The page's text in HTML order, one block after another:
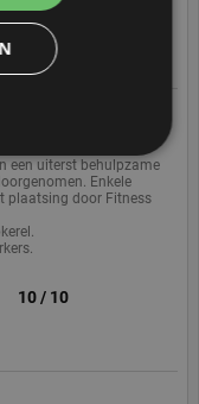
8/10
een uiterst behulpzame
Enkele
plaatsing door Fitness
10/ 10
zoals
Zonder